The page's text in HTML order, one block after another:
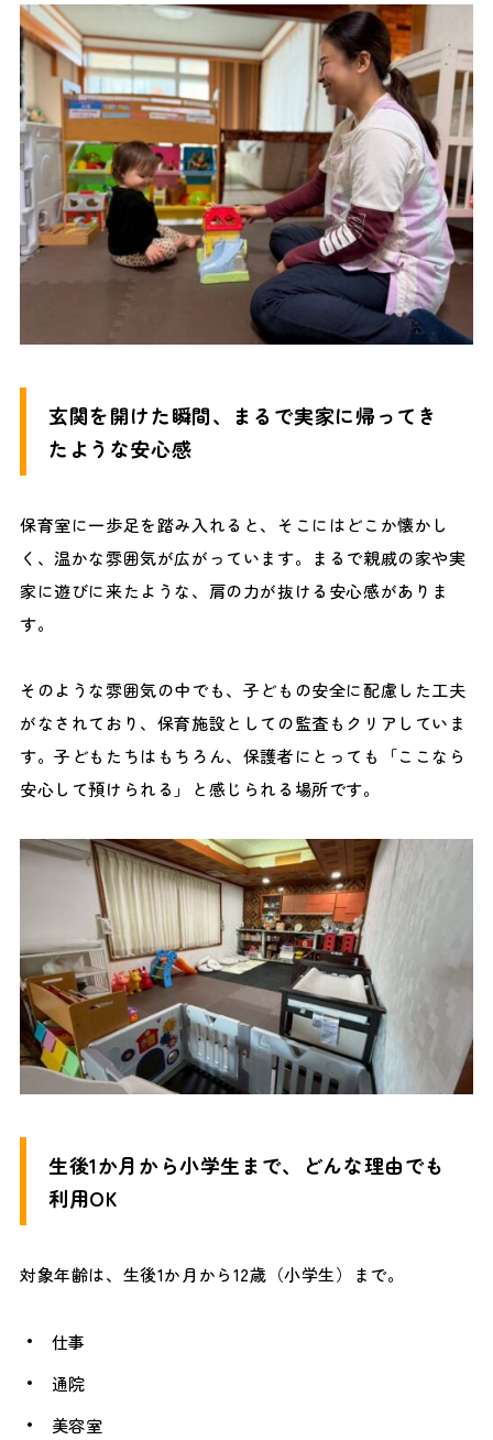
玄関を開けた瞬間、まるで実家に帰ってき
たような安心感
保育室に一歩足を踏み入れると、そこにはどこか懐かし
く、温かな雰囲気が広がっています。まるで親戚の家や実
家に遊びに来たような、肩の力が抜ける安心感がありま
す。
そのような雰囲気の中でも、子どもの安全に配慮した工夫
がなされており、保育施設としての監査もクリアしていま
す。子どもたちはもちろん、保護者にとっても「ここなら
安心して預けられる」と感じられる場所です。
生後1か月から小学生まで、どんな理由でも
利用OK
対象年齢は、生後1か月から12歳（小学生）まで。
仕事
通院
美容室